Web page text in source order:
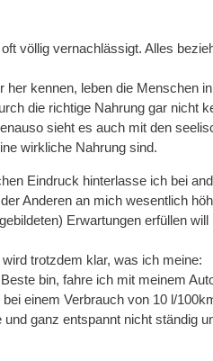
völlig vernachlässigt. Alles
kennen, leben die Menschen
die richtige Nahrung gar nicht
sieht es auch mit den
wirkliche Nahrung sind.
Eindruck hinterlasse ich bei
Anderen an mich wesentlich
Erwartungen erfüllen
trotzdem klar, was ich meine:
bin, fahre ich mit meinem
einem Verbrauch von 10 l/
ganz entspannt nicht ständig